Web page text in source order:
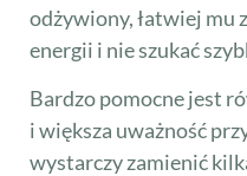
odżywiony, łatwiej mu
energii i nie szukać
Bardzo pomocne jest
i większa uważność
wystarczy zamienić